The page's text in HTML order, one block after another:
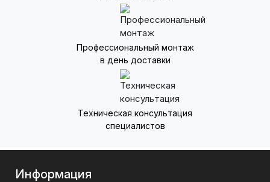
Профессиональный монтаж
в день доставки
Техническая консультация
специалистов
Информация